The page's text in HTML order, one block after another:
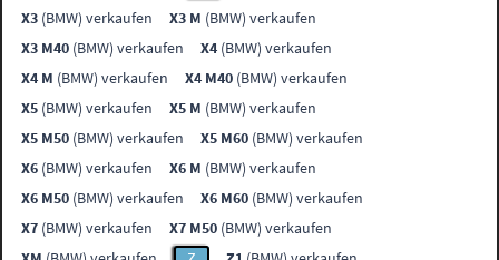
X3 (BMW) verkaufen X3 M (BMW) verkaufen
X3 M40 (BMW) verkaufen X4 (BMW) verkaufen
X4 M (BMW) verkaufen X4 M40 (BMW) verkaufen
X5 (BMW) verkaufen X5 M (BMW) verkaufen
X5 M50 (BMW) verkaufen X5 M60 (BMW) verkaufen
X6 (BMW) verkaufen X6 M (BMW) verkaufen
X6 M50 (BMW) verkaufen X6 M60 (BMW) verkaufen
X7 (BMW) verkaufen X7 M50 (BMW) verkaufen